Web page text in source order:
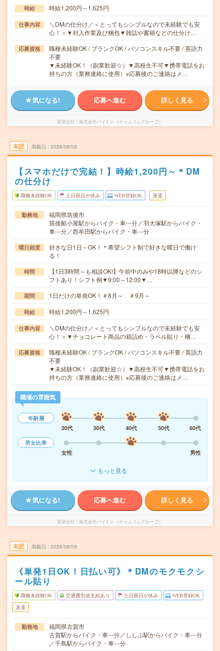
時給 時給1,200円～1,625円
仕事内容
＼DMの仕分け／＜とってもシンプルなので未経験でも安
心！＞▼封入作業及び梱包▼雑誌や書籍などの仕分け…
応募資格
職種未経験OK / ブランクOK / パソコンスキル不要 / 英語力
不要
▼未経験OK！（副業歓迎☆）▼高校生不可▼携帯電話をお
持ちの方（業務連絡に使用）※応募後のご連絡はメ…
気になる! 応募へ進む 詳しく見る
派遣会社 株式会社バイトレ（キャムコムグループ）
未読 掲載日 2026/08/09
【スマホだけで完結！】時給1,200円～＊DM
の仕分け
職種未経験OK 土日祝日が休み WEB登録OK 派遣
勤務地
福岡県筑後市
筑後船小屋駅からバイク・車---分／羽犬塚駅からバイク・
車---分／西牟田駅からバイク・車---分
曜日頻度
好きな日1日～OK！＊希望シフト制で好きな曜日で働け
る！
時間
【1日3時間～も相談OK!】午前中のみや18時以降などのシ
フトあり！シフト例▼9:00～12:00▼…
期間 1日だけの単発OK！＃8月～ ＃9月～
時給 時給1,200円～1,625円
仕事内容
＼DMの仕分け／＜とってもシンプルなので未経験でも安
心！＞▼チョコレート商品の箱詰め・ラベル貼り・梱…
応募資格
職種未経験OK / ブランクOK / パソコンスキル不要 / 英語力
不要
▼未経験OK！（副業歓迎☆）▼高校生不可▼携帯電話をお
持ちの方（業務連絡に使用）※応募後のご連絡はメ…
職場の雰囲気
年齢層
20代
30代 40代 50代
60代
男女比率
女性
男性
もっと見る
気になる! 応募へ進む 詳しく見る
派遣会社 株式会社バイトレ（キャムコムグループ）
未読 掲載日 2026/08/09
《単発1日OK！日払い可》＊DMのモクモクシ
ール貼り
職種未経験OK 交通費別途支給あり 土日祝日が休み WEB登録OK
派遣
勤務地
福岡県古賀市
古賀駅からバイク・車---分／ししぶ駅からバイク・車---分
／千鳥駅からバイク・車---分